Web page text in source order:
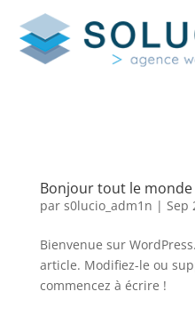
Bonjour tout le monde
par s0lucio_adm1n | Sep
Bienvenue sur
article. Modifiez-le ou
commencez à écrire !